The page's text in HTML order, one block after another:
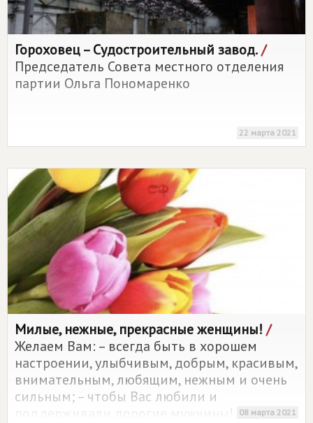
Гороховец – Судостроительный завод./
Председатель Совета местного отделения
партии Ольга Пономаренко
22 марта 2021
Милые, нежные, прекрасные женщины! /
Желаем Вам: – всегда быть в хорошем
настроении, улыбчивым, добрым, красивым,
внимательным, любящим, нежным и очень
сильным; – чтобы Вас любили и
поддерживали дорогие мужчины!
08 марта 2021